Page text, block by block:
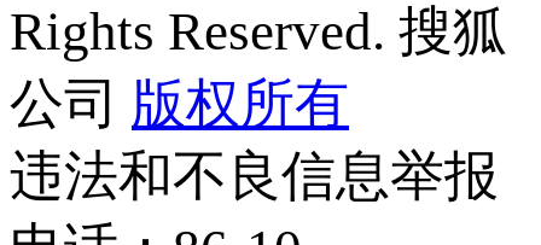
Rights Reserved. 搜狐
公司 版权所有
违法和不良信息举报